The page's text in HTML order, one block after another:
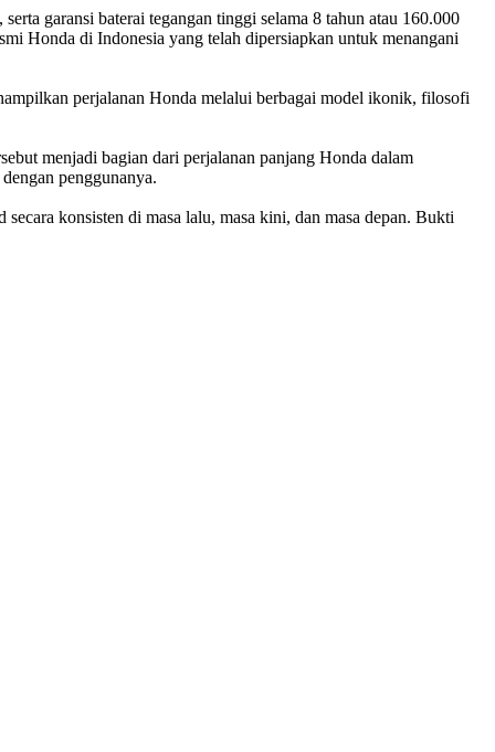
garansi baterai tegangan tinggi selama 8 tahun atau 160.000
Honda di Indonesia yang telah dipersiapkan untuk menangani
perjalanan Honda melalui berbagai model ikonik, filosofi
menjadi bagian dari perjalanan panjang Honda dalam
penggunanya.
konsisten di masa lalu, masa kini, dan masa depan. Bukti